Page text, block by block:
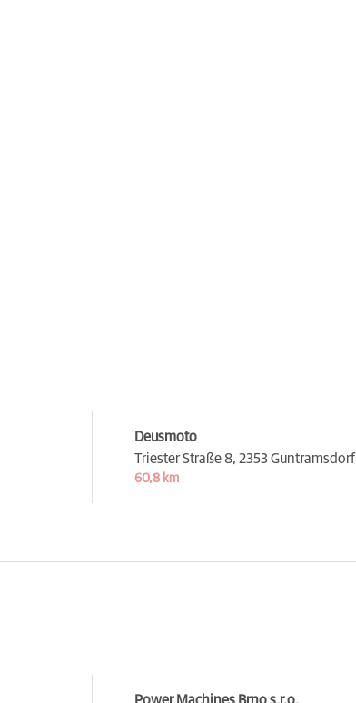
Deusmoto
Triester Straße 8, 2353 Guntramsdorf
60,8 km
Power Machines Brno s.r.o.